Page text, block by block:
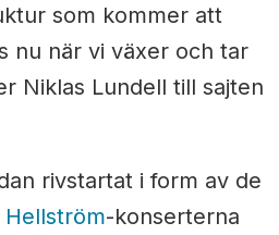
som kommer att
nu när vi växer och tar
Niklas Lundell till sajten
rivstartat i form av de
-konserterna